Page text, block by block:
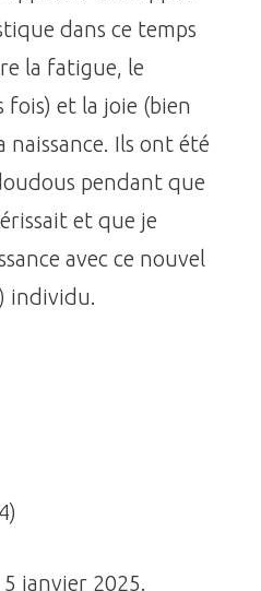
dans ce temps
la fatigue, le
fois) et la joie (bien
naissance. Ils ont été
pendant que
et que je
avec ce nouvel
individu.
janvier 2025.